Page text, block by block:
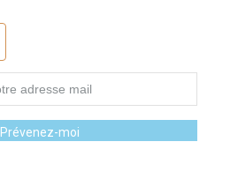
Prévenez-moi